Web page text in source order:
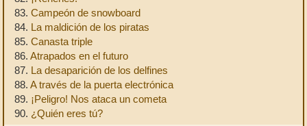
83. Campeón de snowboard
84. La maldición de los piratas
85. Canasta triple
86. Atrapados en el futuro
87. La desaparición de los delfines
88. A través de la puerta electrónica
89. ¡Peligro! Nos ataca un cometa
90. ¿Quién eres tú?